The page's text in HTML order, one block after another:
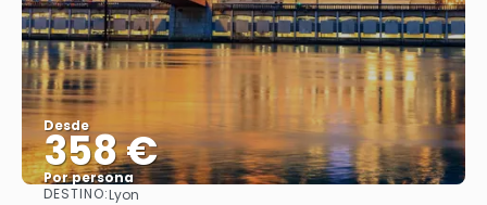
Desde
358 €
Por persona
DESTINO:Lyon